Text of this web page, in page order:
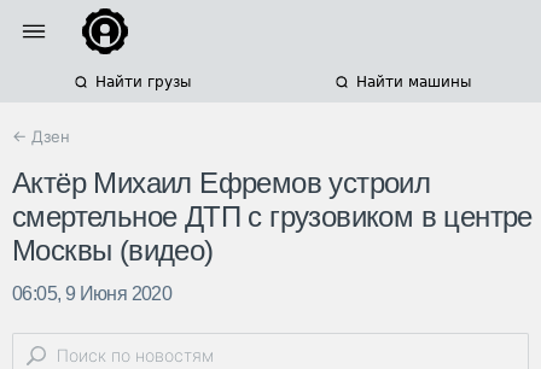
Найти грузы Найти машины
← Дзен
Актёр Михаил Ефремов устроил
смертельное ДТП с грузовиком в центре
Москвы (видео)
06:05, 9 Июня 2020